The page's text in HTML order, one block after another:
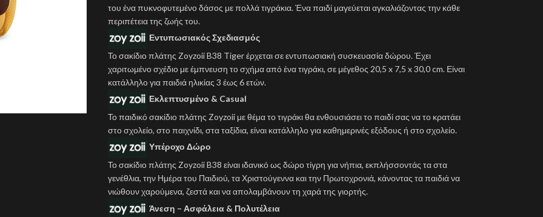
του ένα πυκνοφυτεμένο δάσος με πολλά τιγράκια. Ένα παιδί μαγεύεται αγκαλιάζοντας την κάθε
περιπέτεια της ζωής του.
Εντυπωσιακός Σχεδιασμός
Το σακίδιο πλάτης Zoyzoii B38 Tiger έρχεται σε εντυπωσιακή συσκευασία δώρου. Έχει
χαριτωμένο σχέδιο με έμπνευση το σχήμα από ένα τιγράκι, σε μέγεθος 20,5 x 7,5 x 30,0 cm. Είναι
κατάλληλο για παιδιά ηλικίας 3 έως 6 ετών.
Εκλεπτυσμένο & Casual
Το παιδικό σακίδιο πλάτης Zoyzoii με θέμα το τιγράκι θα ενθουσιάσει το παιδί σας να το κρατάει
στο σχολείο, στο παιχνίδι, στα ταξίδια, είναι κατάλληλο για καθημερινές εξόδους ή στο σχολείο.
Υπέροχο Δώρο
Το σακίδιο πλάτης Zoyzoii B38 είναι ιδανικό ως δώρο τίγρη για νήπια, εκπλήσσοντάς τα στα
γενέθλια, την Ημέρα του Παιδιού, τα Χριστούγεννα και την Πρωτοχρονιά, κάνοντας τα παιδιά να
νιώθουν χαρούμενα, ζεστά και να απολαμβάνουν τη χαρά της γιορτής.
Άνεση – Ασφάλεια & Πολυτέλεια